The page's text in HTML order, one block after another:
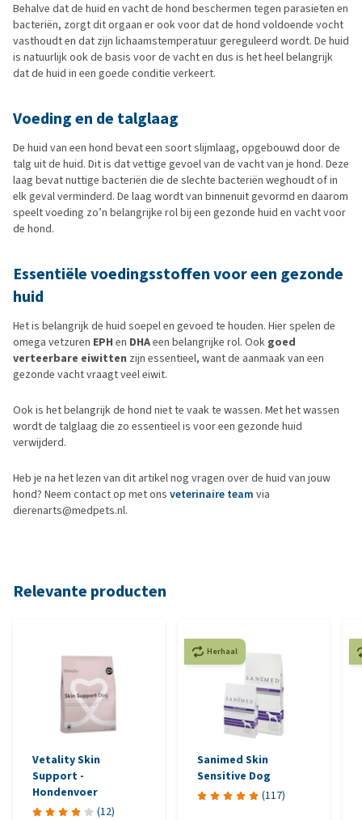
Behalve dat de huid en vacht de hond beschermen tegen parasieten en
bacteriën, zorgt dit orgaan er ook voor dat de hond voldoende vocht
vasthoudt en dat zijn lichaamstemperatuur gereguleerd wordt. De huid
is natuurlijk ook de basis voor de vacht en dus is het heel belangrijk
dat de huid in een goede conditie verkeert.
Voeding en de talglaag
De huid van een hond bevat een soort slijmlaag, opgebouwd door de
talg uit de huid. Dit is dat vettige gevoel van de vacht van je hond. Deze
laag bevat nuttige bacteriën die de slechte bacteriën weghoudt of in
elk geval verminderd. De laag wordt van binnenuit gevormd en daarom
speelt voeding zo’n belangrijke rol bij een gezonde huid en vacht voor
de hond.
Essentiële voedingsstoffen voor een gezonde
huid
Het is belangrijk de huid soepel en gevoed te houden. Hier spelen de
omega vetzuren EPH en DHAeen belangrijke rol. Ook goed
verteerbare eiwitten zijn essentieel, want de aanmaak van een
gezonde vacht vraagt veel eiwit.
Ook is het belangrijk de hond niet te vaak te wassen. Met het wassen
wordt de talglaag die zo essentieel is voor een gezonde huid
verwijderd.
Heb je na het lezen van dit artikel nog vragen over de huid van jouw
hond? Neem contact op met ons veterinaire team via
dierenarts@medpets.nl.
Relevante producten
Vetality Skin
Support -
Hondenvoer
(12)
Herhaal
Sanimed Skin
Sensitive Dog
(117)